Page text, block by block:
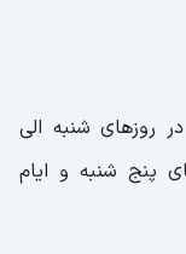
در روزهای شنبه الی
21 و در روزهای پنج شنبه و ایام